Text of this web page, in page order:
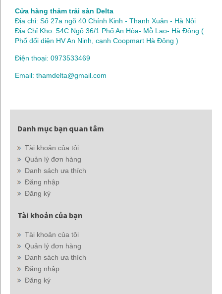
Cửa hàng thảm trải sàn Delta
Địa chỉ: Số 27a ngõ 40 Chính Kinh - Thanh Xuân - Hà Nội
Địa Chỉ Kho: 54C Ngõ 36/1 Phố An Hòa- Mỗ Lao- Hà Đông (
Phố đối diện HV An Ninh, cạnh Coopmart Hà Đông )
Điện thoại: 0973533469
Email: thamdelta@gmail.com
Danh mục bạn quan tâm
Tài khoản của tôi
Quản lý đơn hàng
Danh sách ưa thích
Đăng nhập
Đăng ký
Tài khoản của bạn
Tài khoản của tôi
Quản lý đơn hàng
Danh sách ưa thích
Đăng nhập
Đăng ký